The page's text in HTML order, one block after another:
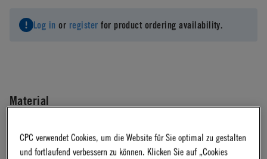
Log in or register for product ordering availability.
Material
Acetal
CPC verwendet Cookies, um die Website für Sie optimal zu gestalten
und fortlaufend verbessern zu können. Klicken Sie auf „Cookies